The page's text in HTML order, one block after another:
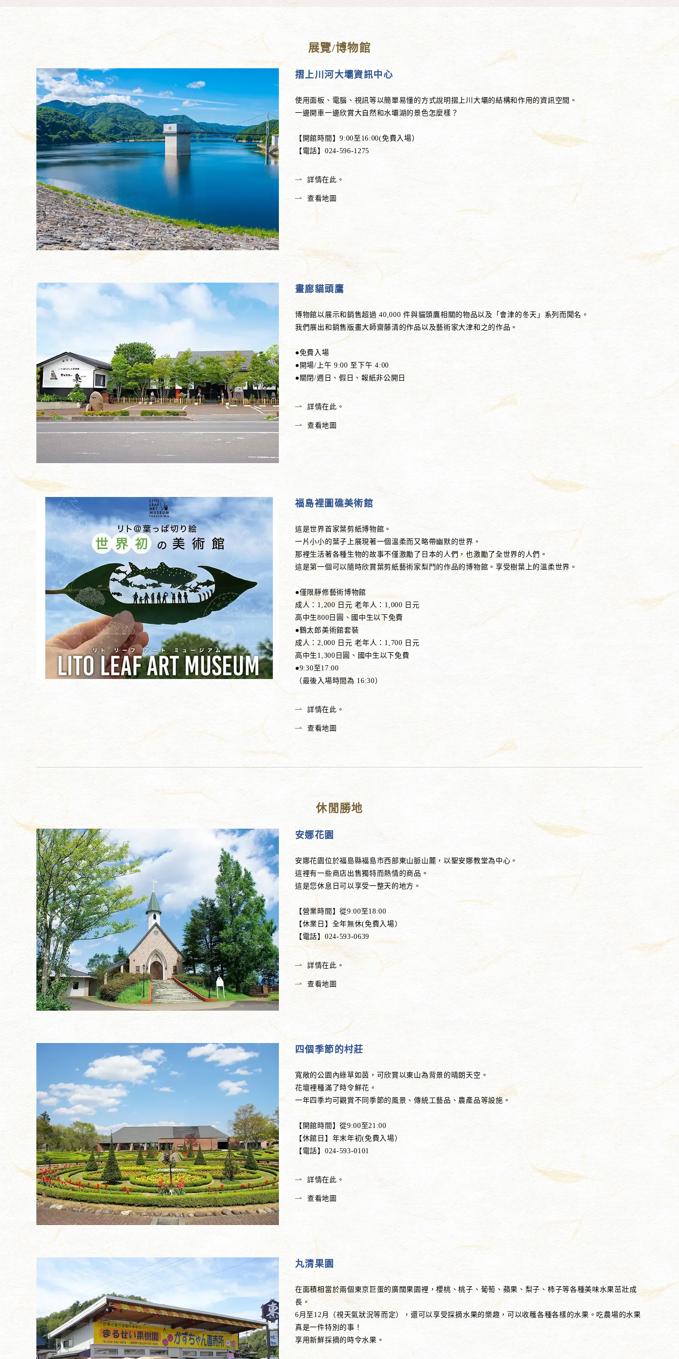
展覽/博物館
摺上川河大壩資訊中心
使用面板、電腦、視訊等以簡單易懂的方式說明摺上川大壩的結構和作用的資訊空間。
一邊開車一邊欣賞大自然和水壩湖的景色怎麼樣？
【開館時間】9:00至16:00(免費入場）
【電話】024-596-1275
詳情在此。
查看地圖
畫廊貓頭鷹
博物館以展示和銷售超過 40,000 件與貓頭鷹相關的物品以及「會津的冬天」系列而聞名。
我們展出和銷售版畫大師齋藤清的作品以及藝術家大津和之的作品。
●免費入場
●開場/上午 9:00 至下午 4:00
●關閉/週日、假日、報紙非公開日
詳情在此。
查看地圖
福島裡圖礁美術館
這是世界首家葉剪紙博物館。
一片小小的葉子上展現著一個溫柔而又略帶幽默的世界。
那裡生活著各種生物的故事不僅激勵了日本的人們，也激勵了全世界的人們。
這是第一個可以隨時欣賞葉剪紙藝術家梨鬥的作品的博物館。享受樹葉上的溫柔世界。
●僅限靜修藝術博物館
成人：1,200 日元 老年人：1,000 日元
高中生800日圓、國中生以下免費
●鶴太郎美術館套裝
成人：2,000 日元 老年人：1,700 日元
高中生1,300日圓、國中生以下免費
●9:30至17:00
（最後入場時間為 16:30）
詳情在此。
查看地圖
休閒勝地
安娜花園
安娜花園位於福島縣福島市西部東山脈山麓，以聖安娜教堂為中心。
這裡有一些商店出售獨特而熱情的商品。
這是您休息日可以享受一整天的地方。
【營業時間】從9:00至18:00
【休業日】全年無休(免費入場）
【電話】024-593-0639
詳情在此。
查看地圖
四個季節的村莊
寬敞的公園內綠草如茵，可欣賞以東山為背景的晴朗天空。
花壇裡種滿了時令鮮花。
一年四季均可觀賞不同季節的風景、傳統工藝品、農產品等設施。
【開館時間】從9:00至21:00
【休館日】年末年初(免費入場）
【電話】024-593-0101
詳情在此。
查看地圖
丸清果園
在面積相當於兩個東京巨蛋的廣闊果園裡，櫻桃、桃子、葡萄、蘋果、梨子、柿子等各種美味水果茁壯成
長。
6月至12月（視天氣狀況等而定），還可以享受採摘水果的樂趣，可以收穫各種各樣的水果。吃農場的水果
真是一件特別的事！
享用新鮮採摘的時令水果。